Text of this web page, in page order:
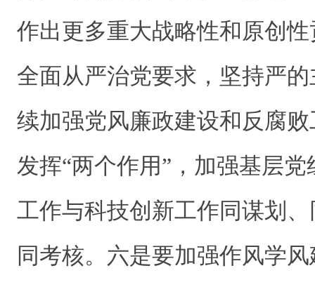
作出更多重大战略性和原创
全面从严治党要求，坚持严
续加强党风廉政建设和反腐
发挥“两个作用”，加强基层
工作与科技创新工作同谋划
同考核。六是要加强作风学